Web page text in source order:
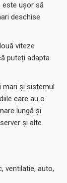
este ușor să
deschise
viteze
puteți adapta
mari și sistemul
care au o
lungă și
și alte
ventilatie, auto,